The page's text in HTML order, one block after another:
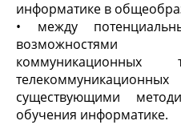
информатике в
• между
возможностями
коммуникационных
существующими
обучения информатике.